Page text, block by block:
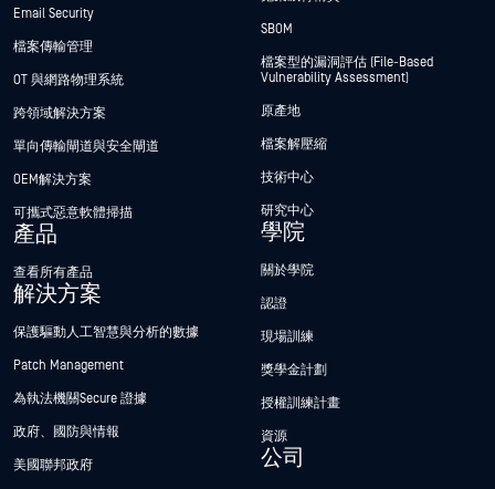
Email Security
檔案傳輸管理
OT 與網路物理系統
跨領域解決方案
單向傳輸閘道與安全閘道
OEM解決方案
可攜式惡意軟體掃描
產品
查看所有產品
解決方案
保護驅動人工智慧與分析的數據
Patch Management
為執法機關Secure 證據
政府、國防與情報
美國聯邦政府
SBOM
檔案型的漏洞評估 (File-Based
Vulnerability Assessment)
原產地
檔案解壓縮
技術中心
研究中心
學院
關於學院
認證
現場訓練
獎學金計劃
授權訓練計畫
資源
公司